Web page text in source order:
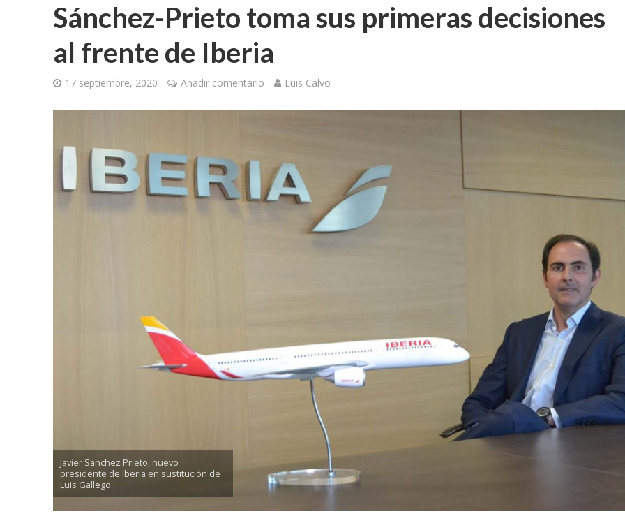
Sánchez-Prieto toma sus primeras decisiones
al frente de Iberia
17 septiembre, 2020 Añadir comentario Luis Calvo
Javier Sanchez Prieto, nuevo
presidente de Iberia en sustitución de
Luis Gallego.